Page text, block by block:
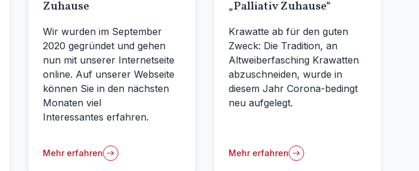
Zuhause
Wir wurden im September
2020 gegründet und gehen
nun mit unserer Internetseite
online. Auf unserer Webseite
können Sie in den nächsten
Monaten viel
Interessantes erfahren.
Mehr erfahren
„Palliativ Zuhause“
Krawatte ab für den guten
Zweck: Die Tradition, an
Altweiberfasching Krawatten
abzuschneiden, wurde in
diesem Jahr Corona-bedingt
neu aufgelegt.
Mehr erfahren